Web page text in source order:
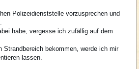
Polizeidienststelle vorzusprechen und
habe, vergesse ich zufällig auf dem
Strandbereich bekommen, werde ich mir
lassen.